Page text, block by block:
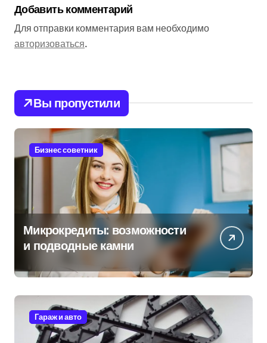
Добавить комментарий
Для отправки комментария вам необходимо
авторизоваться.
Вы пропустили
Бизнес советник
Микрокредиты: возможности
и подводные камни
Гараж и авто